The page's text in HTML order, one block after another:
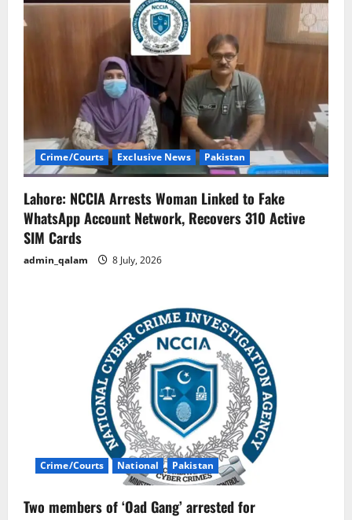
Crime/Courts Exclusive News Pakistan
Lahore: NCCIA Arrests Woman Linked to Fake
WhatsApp Account Network, Recovers 310 Active
SIM Cards
admin_qalam 8 July, 2026
Crime/Courts National Pakistan
Two members of ‘Oad Gang’ arrested for